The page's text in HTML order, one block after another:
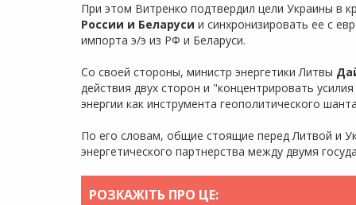
При этом Витренко подтвердил цели Украины в
России и Беларуси и синхронизировать ее с
импорта э/э из РФ и Беларуси.
Со своей стороны, министр энергетики Литвы
действия двух сторон и "концентрировать
энергии как инструмента геополитического
По его словам, общие стоящие перед Литвой и
энергетического партнерства между двумя
РОЗКАЖІТЬ ПРО ЦЕ: